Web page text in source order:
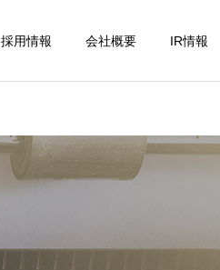
採用情報 会社概要 IR情報